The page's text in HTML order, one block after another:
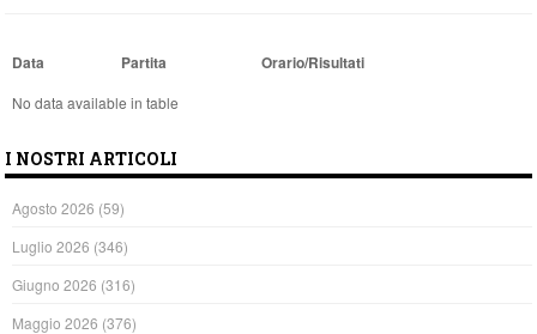
Data Partita Orario/Risultati
No data available in table
I NOSTRI ARTICOLI
Agosto 2026 (59)
Luglio 2026 (346)
Giugno 2026 (316)
Maggio 2026 (376)